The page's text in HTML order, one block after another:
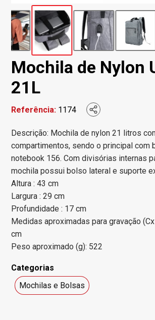
Mochila de Nylon
21L
Referência: 1174
Descrição: Mochila de nylon 21 litros
compartimentos, sendo o principal com
notebook 156. Com divisórias internas
mochila possui bolso lateral e suporte
Altura : 43 cm
Largura : 29 cm
Profundidade : 17 cm
Medidas aproximadas para gravação
cm
Peso aproximado (g): 522
Categorias
Mochilas e Bolsas